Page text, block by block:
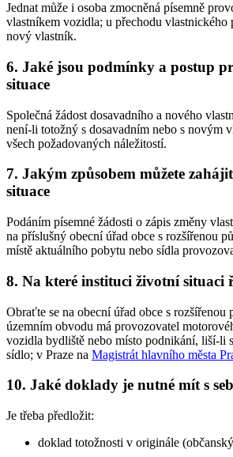
Jednat může i osoba zmocněná písemně
vlastníkem vozidla; u přechodu vlastnického
nový vlastník.
6. Jaké jsou podmínky a postup
situace
Společná žádost dosavadního a nového
není-li totožný s dosavadním nebo s novým
všech požadovaných náležitostí.
7. Jakým způsobem můžete
situace
Podáním písemné žádosti o zápis změny
na příslušný obecní úřad obce s rozšířenou
místě aktuálního pobytu nebo sídla
8. Na které instituci životní situaci
Obraťte se na obecní úřad obce s rozšířenou
územním obvodu má provozovatel
vozidla bydliště nebo místo podnikání, liší-li
sídlo; v Praze na Magistrát hlavního města
10. Jaké doklady je nutné mít s
Je třeba předložit:
doklad totožnosti v originále